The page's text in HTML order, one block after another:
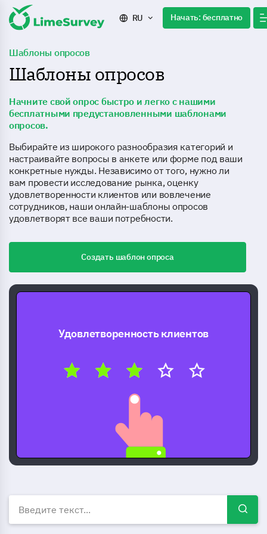
RU Начать: бесплатно
Шаблоны опросов
Шаблоны опросов
Начните свой опрос быстро и легко с нашими
бесплатными предустановленными шаблонами
опросов.
Выбирайте из широкого разнообразия категорий и
настраивайте вопросы в анкете или форме под ваши
конкретные нужды. Независимо от того, нужно ли
вам провести исследование рынка, оценку
удовлетворенности клиентов или вовлечение
сотрудников, наши онлайн-шаблоны опросов
удовлетворят все ваши потребности.
Создать шаблон опроса
Удовлетворенность клиентов
Бесплатные шаблоны